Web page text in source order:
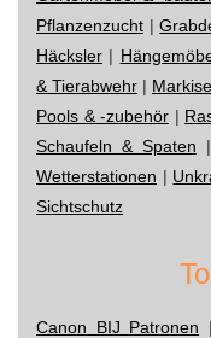
Pflanzenzucht |
Häcksler |
& Tierabwehr |
Pools & -zubehör |
Schaufeln & Spaten |
Wetterstationen |
Sichtschutz
Canon BIJ Patronen